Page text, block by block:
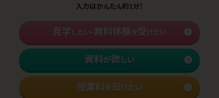
入力はかんたん約1分！
見学したい・無料体験を受けたい
資料が欲しい
授業料を知りたい